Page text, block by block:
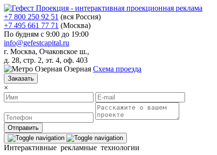
+7 800 250 92 51 (вся Россия)
+7 495 661 77 71 (Москва)
По будням с 9:00 до 19:00
info@gefestcapital.ru
г. Москва, Очаковское ш.,
д. 28, стр. 2, эт. 4, оф. 403
Озерная Схема проезда
Заказать
×
Отправить
Интерактивные рекламные технологии